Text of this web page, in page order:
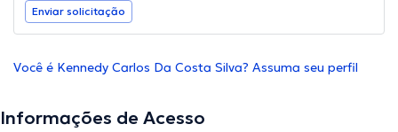
Enviar solicitação
Você é Kennedy Carlos Da Costa Silva? Assuma seu perfil
Informações de Acesso